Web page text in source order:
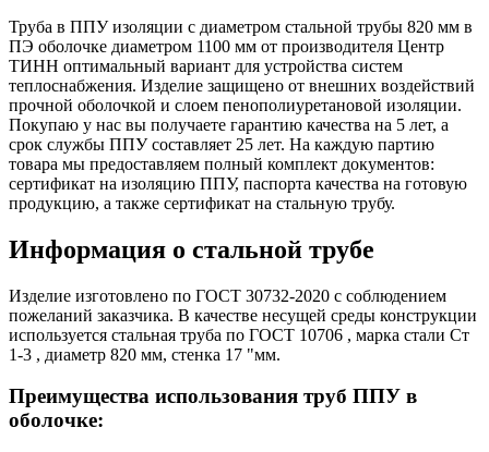
Труба в ППУ изоляции с диаметром стальной трубы 820 мм в
ПЭ оболочке диаметром 1100 мм от производителя Центр
ТИНН оптимальный вариант для устройства систем
теплоснабжения. Изделие защищено от внешних воздействий
прочной оболочкой и слоем пенополиуретановой изоляции.
Покупаю у нас вы получаете гарантию качества на 5 лет, а
срок службы ППУ составляет 25 лет. На каждую партию
товара мы предоставляем полный комплект документов:
сертификат на изоляцию ППУ, паспорта качества на готовую
продукцию, а также сертификат на стальную трубу.
Информация о стальной трубе
Изделие изготовлено по ГОСТ 30732-2020 с соблюдением
пожеланий заказчика. В качестве несущей среды конструкции
используется стальная труба по ГОСТ 10706 , марка стали Ст
1-3 , диаметр 820 мм, стенка 17 "мм.
Преимущества использования труб ППУ в
оболочке: